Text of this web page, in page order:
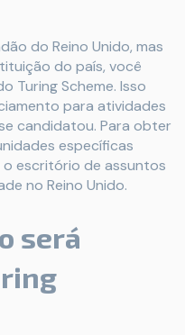
do Reino Unido, mas
do país, você
Turing Scheme. Isso
para atividades
candidatou. Para obter
específicas
o escritório de assuntos
no Reino Unido.
será